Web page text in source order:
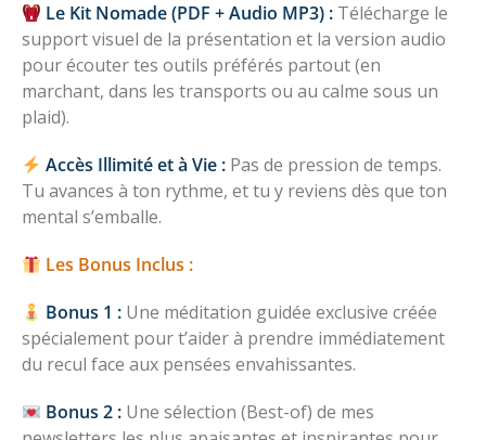
Le Kit Nomade (PDF + Audio MP3) : Télécharge le
support visuel de la présentation et la version audio
pour écouter tes outils préférés partout (en
marchant, dans les transports ou au calme sous un
plaid).
Accès Illimité et à Vie : Pas de pression de temps.
Tu avances à ton rythme, et tu y reviens dès que ton
mental s’emballe.
Les Bonus Inclus :
Bonus 1 : Une méditation guidée exclusive créée
spécialement pour t’aider à prendre immédiatement
du recul face aux pensées envahissantes.
Bonus 2 : Une sélection (Best-of) de mes